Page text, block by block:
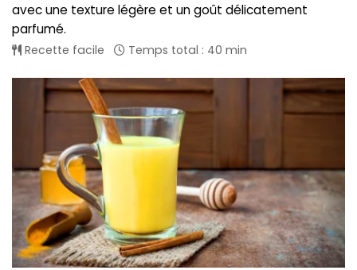
avec une texture légère et un goût délicatement
parfumé.
Recette facile Temps total : 40 min